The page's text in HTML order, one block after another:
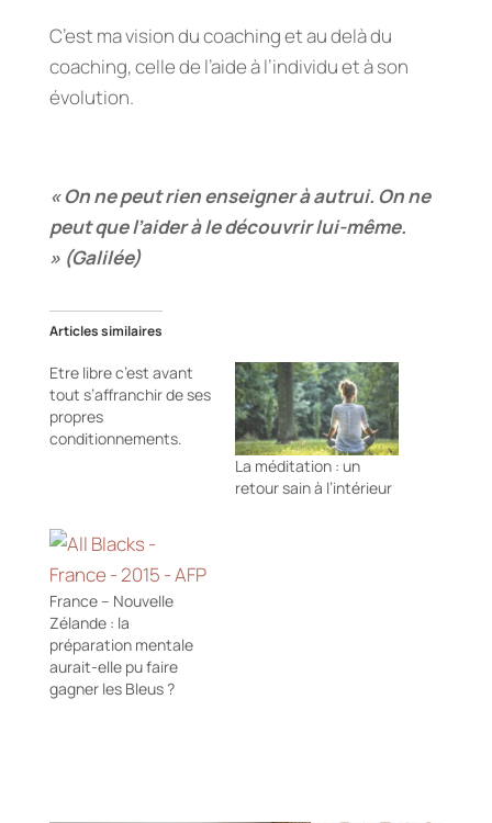
C’est ma vision du coaching et au delà du
coaching, celle de l’aide à l’individu et à son
évolution.
« On ne peut rien enseigner à autrui. On ne
peut que l’aider à le découvrir lui-même.
»(Galilée)
Articles similaires
Etre libre c’est avant
tout s’affranchir de ses
propres
conditionnements.
La méditation : un
retour sain à l’intérieur
France – Nouvelle
Zélande : la
préparation mentale
aurait-elle pu faire
gagner les Bleus ?